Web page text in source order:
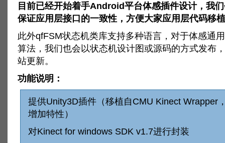
目前已经开始着手Android平台体感插件设计，我
保证应用层接口的一致性，方便大家应用层代码移
此外qfFSM状态机类库支持多种语言，对于体感通
算法，我们也会以状态机设计图或源码的方式发布
站更新。
功能说明：
提供Unity3D插件（移植自CMU Kinect Wrapper
增加特性）
对Kinect for windows SDK v1.7进行封装